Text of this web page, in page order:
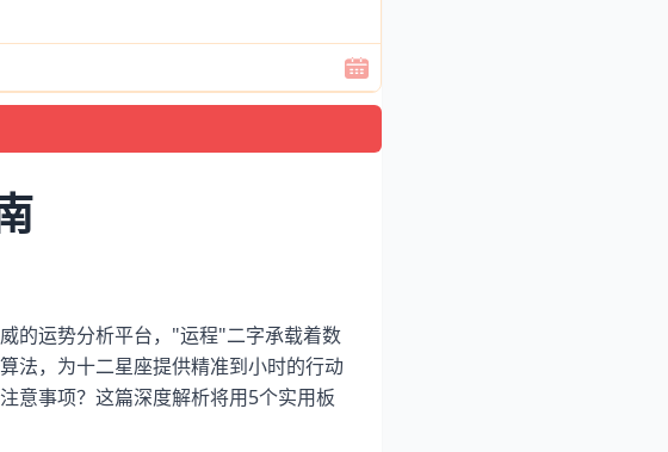
的运势分析平台，"运程"二字承载着数
法，为十二星座提供精准到小时的行动
意事项？这篇深度解析将用5个实用板